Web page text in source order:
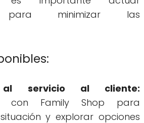
para minimizar las
al servicio al cliente:
con Family Shop para
y explorar opciones